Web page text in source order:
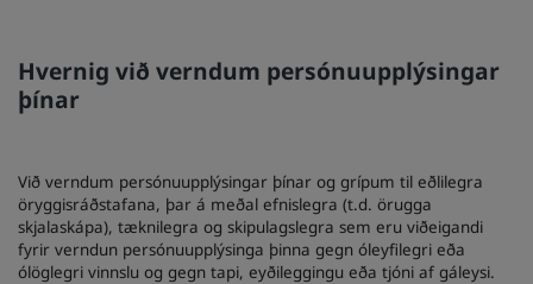
Hvernig við verndum persónuupplýsingar
þínar
Við verndum persónuupplýsingar þínar og grípum til eðlilegra
öryggisráðstafana, þar á meðal efnislegra (t.d. örugga
skjalaskápa), tæknilegra og skipulagslegra sem eru viðeigandi
fyrir verndun persónuupplýsinga þinna gegn óleyfilegri eða
ólöglegri vinnslu og gegn tapi, eyðileggingu eða tjóni af gáleysi.